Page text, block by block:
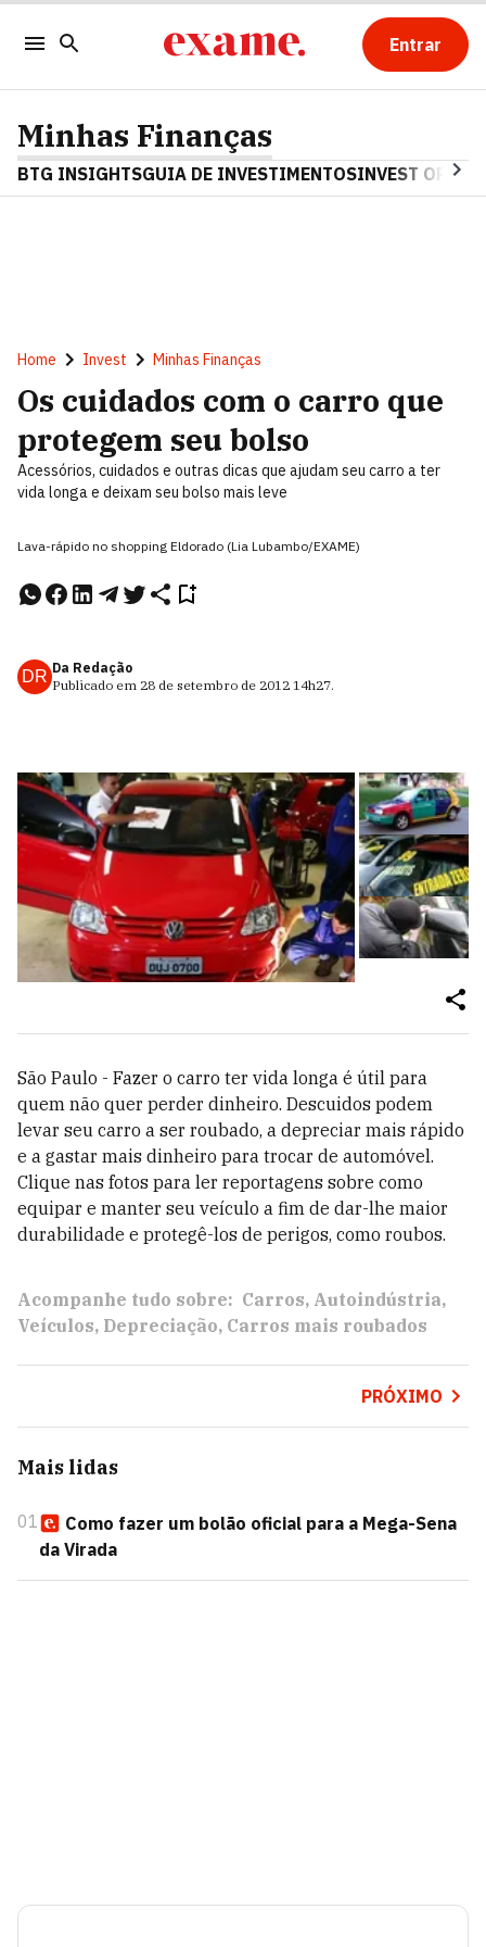
Entrar
Minhas Finanças
BTG INSIGHTSGUIA DE INVESTIMENTOSINVEST OPINA
Home Invest Minhas Finanças
Os cuidados com o carro que
protegem seu bolso
Acessórios, cuidados e outras dicas que ajudam seu carro a ter
vida longa e deixam seu bolso mais leve
Lava-rápido no shopping Eldorado (Lia Lubambo/EXAME)
DR Da Redação
Publicado em 28 de setembro de 2012 14h27.
São Paulo - Fazer o carro ter vida longa é útil para
quem não quer perder dinheiro. Descuidos podem
levar seu carro a ser roubado, a depreciar mais rápido
e a gastar mais dinheiro para trocar de automóvel.
Clique nas fotos para ler reportagens sobre como
equipar e manter seu veículo a fim de dar-lhe maior
durabilidade e protegê-los de perigos, como roubos.
Acompanhe tudo sobre: Carros Autoindústria
Veículos Depreciação Carros mais roubados
PRÓXIMO
Mais lidas
01
Como fazer um bolão oficial para a Mega-Sena
da Virada